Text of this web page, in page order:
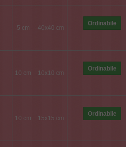
5 cm 40x40 cm
Ordinabile
10 cm 10x10 cm
Ordinabile
10 cm 15x15 cm
Ordinabile